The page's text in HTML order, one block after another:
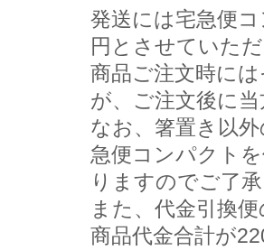
発送には宅急便
円とさせていた
商品ご注文時に
が、ご注文後に
なお、箸置き以
急便コンパクト
りますのでご了
また、代金引換
商品代金合計が